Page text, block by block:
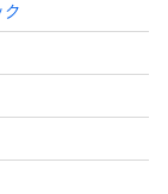
ク